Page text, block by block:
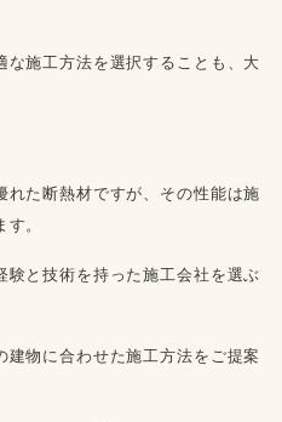
施工方法を選択することも、大
た断熱材ですが、その性能は施
。
験と技術を持った施工会社を選ぶ
物に合わせた施工方法をご提案